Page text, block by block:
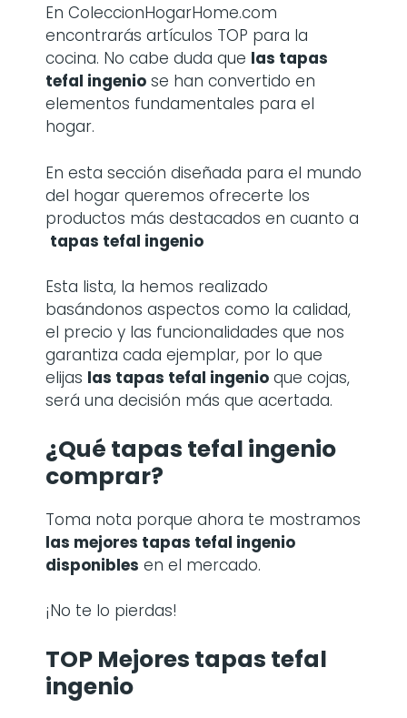
En ColeccionHogarHome.com
encontrarás artículos TOP para la
cocina. No cabe duda que las tapas
tefal ingenio se han convertido en
elementos fundamentales para el
hogar.
En esta sección diseñada para el mundo
del hogar queremos ofrecerte los
productos más destacados en cuanto a
tapas tefal ingenio
Esta lista, la hemos realizado
basándonos aspectos como la calidad,
el precio y las funcionalidades que nos
garantiza cada ejemplar, por lo que
elijas las tapas tefal ingenio que cojas,
será una decisión más que acertada.
¿Qué tapas tefal ingenio
comprar?
Toma nota porque ahora te mostramos
las mejores tapas tefal ingenio
disponibles en el mercado.
¡No te lo pierdas!
TOP Mejores tapas tefal
ingenio